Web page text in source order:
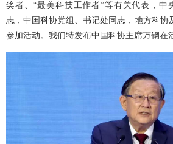
奖者、“最美科技工作者”等有关代表，中
志，中国科协党组、书记处同志，地方科协
参加活动。我们特发布中国科协主席万钢在